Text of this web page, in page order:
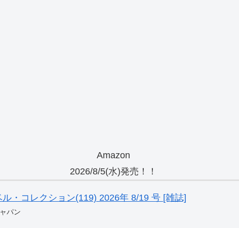
Amazon
2026/8/5(水)発売！！
・コレクション(119) 2026年 8/19 号 [雑誌]
パン